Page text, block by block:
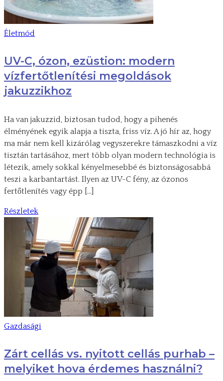
Életmód
UV-C, ózon, ezüstion: modern
vízfertőtlenítési megoldások
jakuzzikhoz
Ha van jakuzzid, biztosan tudod, hogy a pihenés
élményének egyik alapja a tiszta, friss víz. A jó hír az, hogy
ma már nem kell kizárólag vegyszerekre támaszkodni a víz
tisztán tartásához, mert több olyan modern technológia is
létezik, amely sokkal kényelmesebbé és biztonságosabbá
teszi a karbantartást. Ilyen az UV-C fény, az ózonos
fertőtlenítés vagy épp […]
Részletek
Gazdasági
Zárt cellás vs. nyitott cellás purhab –
melyiket hova érdemes használni?